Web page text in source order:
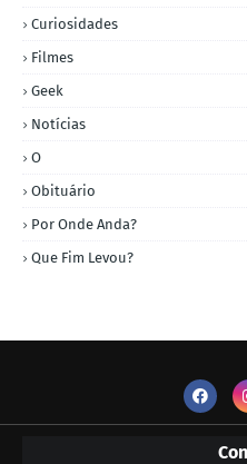
Curiosidades
Filmes
Geek
Notícias
O
Obituário
Por Onde Anda?
Que Fim Levou?